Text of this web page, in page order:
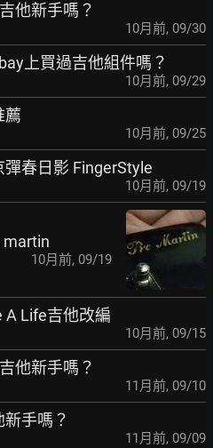
他新手嗎？
10月前, 09/30
上買過吉他組件嗎？
10月前, 09/29
薦
10月前, 09/25
春日影 FingerStyle
10月前, 09/19
martin
10月前, 09/19
A Life吉他改編
10月前, 09/15
他新手嗎？
11月前, 09/10
手嗎？
11月前, 09/09